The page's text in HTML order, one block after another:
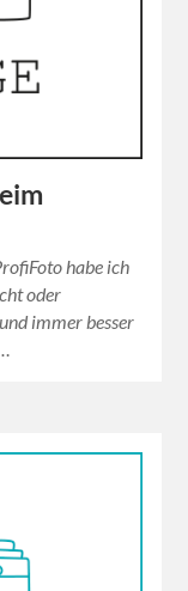
habe ich
oder
immer besser